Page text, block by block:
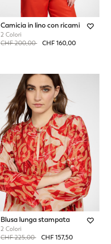
Camicia in lino con ricami
2 Colori
Price reduced from
CHF 200,00toCHF 160,00
Blusa lunga stampata
2 Colori
Price reduced from
CHF 225,00toCHF 157,50